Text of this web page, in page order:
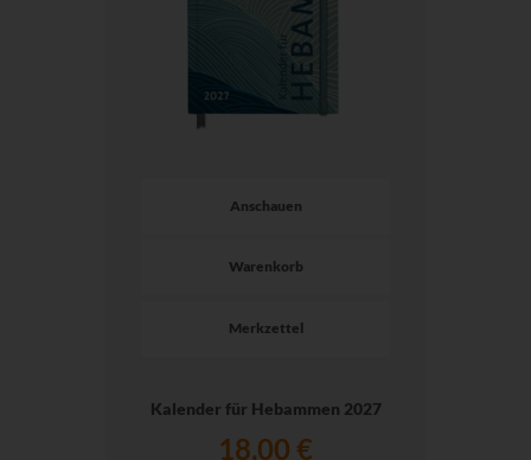
Anschauen
Warenkorb
Merkzettel
Kalender für Hebammen 2027
18,00 €